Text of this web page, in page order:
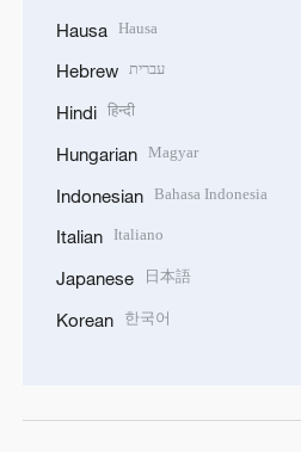
Hausa Hausa
Hebrew עברית
Hindi हिन्दी
Hungarian Magyar
Indonesian Bahasa Indonesia
Italian Italiano
Japanese 日本語
Korean 한국어